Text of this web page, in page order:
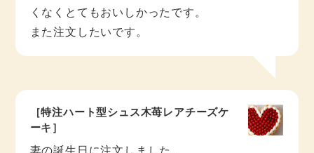
くなくとてもおいしかったです。
また注文したいです。
［特注ハート型シュス木苺レアチーズケ
ーキ］
妻の誕生日に注文しました。